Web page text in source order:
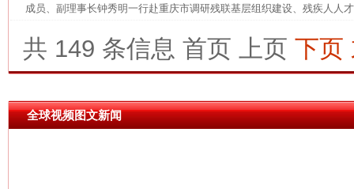
成员、副理事长钟秀明一行赴重庆市调研残联基层组织建设、残疾人人
共 149 条信息 首页 上页 下页
全球视频图文新闻
网上购药对药下症？